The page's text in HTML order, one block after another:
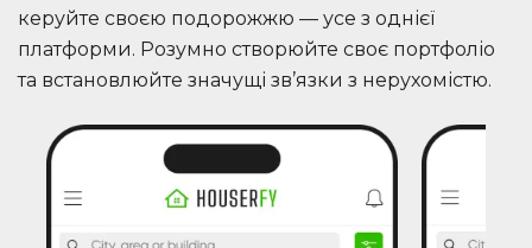
керуйте своєю подорожжю — усе з однієї
платформи. Розумно створюйте своє портфоліо
та встановлюйте значущі зв’язки з нерухомістю.